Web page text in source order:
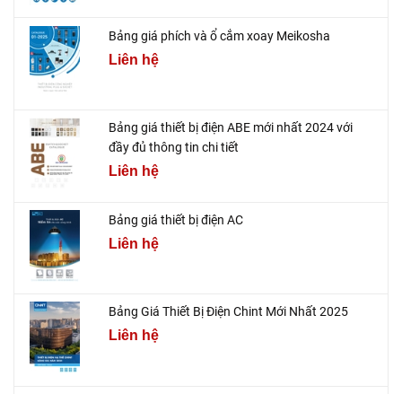
Bảng giá phích và ổ cắm xoay Meikosha
Liên hệ
Bảng giá thiết bị điện ABE mới nhất 2024 với
đầy đủ thông tin chi tiết
Liên hệ
Bảng giá thiết bị điện AC
Liên hệ
Bảng Giá Thiết Bị Điện Chint Mới Nhất 2025
Liên hệ